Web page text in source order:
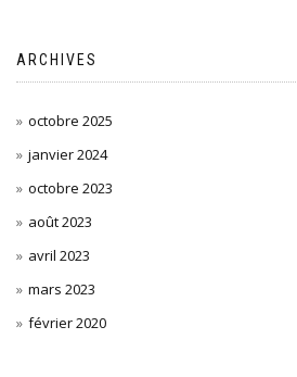
ARCHIVES
octobre 2025
janvier 2024
octobre 2023
août 2023
avril 2023
mars 2023
février 2020